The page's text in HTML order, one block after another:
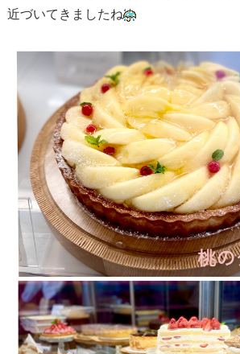
近づいてきましたね